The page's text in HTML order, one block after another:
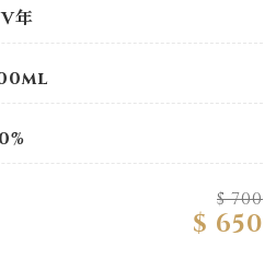
年
$ 700
$ 650